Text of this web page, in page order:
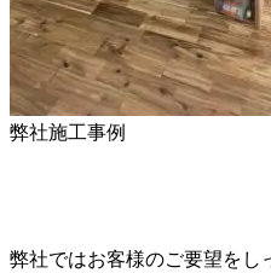
弊社施工事例
弊社ではお客様のご要望をし